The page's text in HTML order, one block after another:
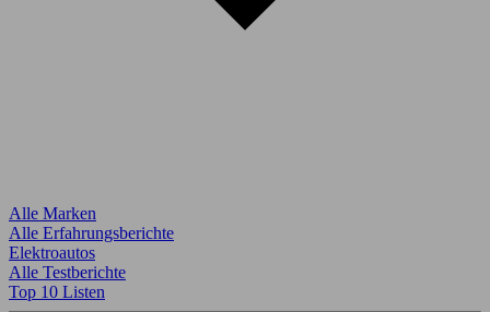
Alle Marken
Alle Erfahrungsberichte
Elektroautos
Alle Testberichte
Top 10 Listen